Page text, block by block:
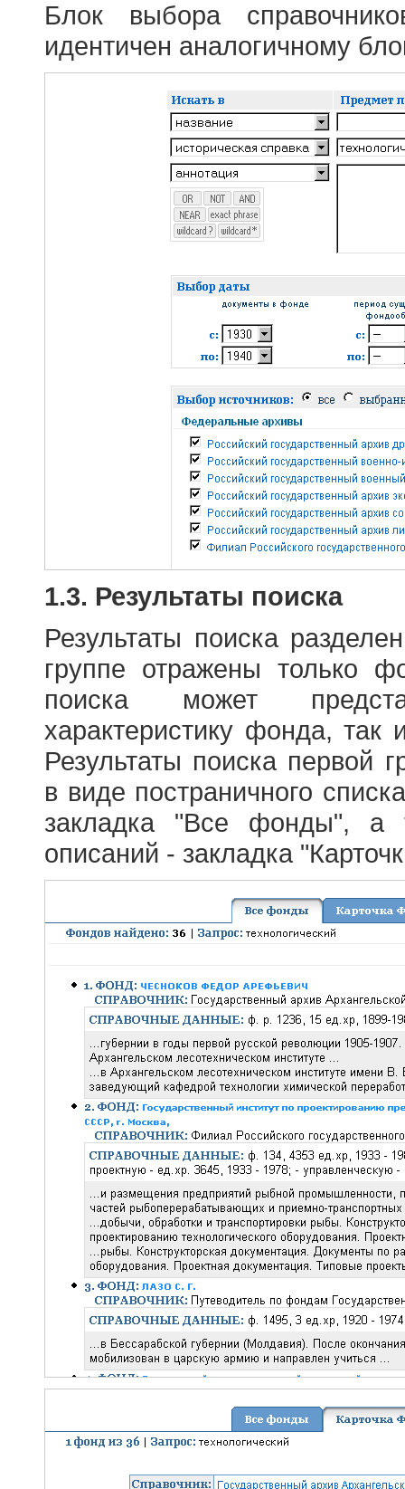
Блок выбора
идентичен аналогичному
1.3. Результаты поиска
Результаты поиска
группе отражены только
поиска может
характеристику фонда,
Результаты поиска первой
в виде постраничного
закладка "Все фонды", а
описаний - закладка